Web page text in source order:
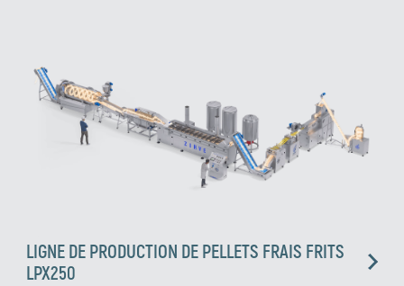
LIGNE DE PRODUCTION DE PELLETS FRAIS FRITS
LPX250